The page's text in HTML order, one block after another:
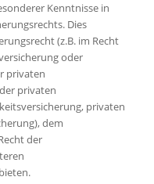
Kenntnisse in
Dies
(z.B. im Recht
oder
privaten
privaten
privaten
dem
der